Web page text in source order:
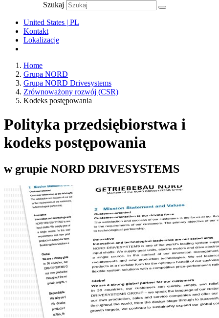
Szukaj
United States | PL
Kontakt
Lokalizacje
Home
Grupa NORD
Grupa NORD Drivesystems
Zrównoważony rozwój (CSR)
Kodeks postępowania
Polityka przedsiębiorstwa i
kodeks postępowania
w grupie NORD DRIVESYSTEMS